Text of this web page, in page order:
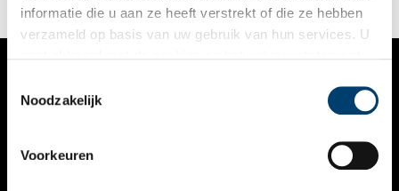
informatie die u aan ze heeft verstrekt of die ze hebben
verzameld op basis van uw gebruik van hun services. U
Noodzakelijk
Voorkeuren
VERHALEN
KALENDER